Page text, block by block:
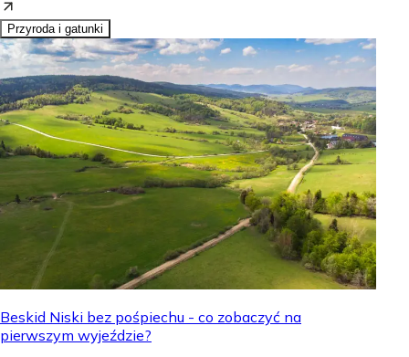
Przyroda i gatunki
Beskid Niski bez pośpiechu - co zobaczyć na
pierwszym wyjeździe?